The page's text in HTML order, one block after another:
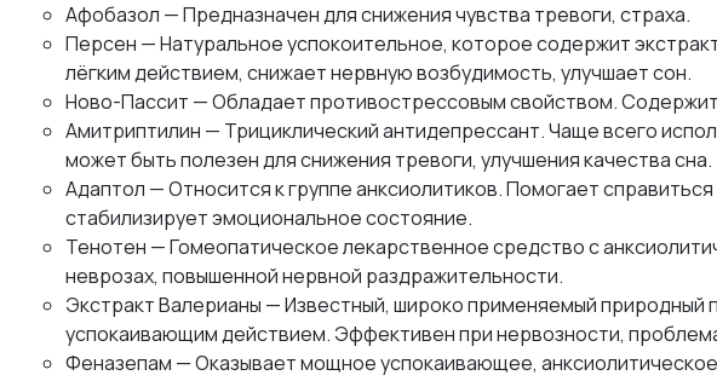
Афобазол — Предназначен для снижения чувства тревоги, страха.
Персен — Натуральное успокоительное, которое содержит
лёгким действием, снижает нервную возбудимость, улучшает сон.
Ново-Пассит — Обладает противострессовым свойством. Содержит
Амитриптилин — Трициклический антидепрессант. Чаще всего
может быть полезен для снижения тревоги, улучшения качества сна.
Адаптол — Относится к группе анксиолитиков. Помогает
стабилизирует эмоциональное состояние.
Тенотен — Гомеопатическое лекарственное средство с
неврозах, повышенной нервной раздражительности.
Экстракт Валерианы — Известный, широко применяемый природный
успокаивающим действием. Эффективен при нервозности,
Феназепам — Оказывает мощное успокаивающее,